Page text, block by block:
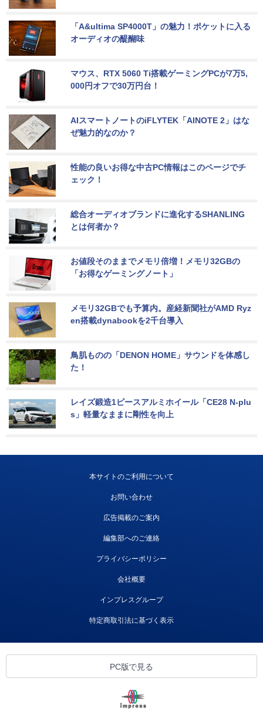
「A&ultima SP4000T」の魅力！ポケットに入る
オーディオの醍醐味
マウス、RTX 5060 Ti搭載ゲーミングPCが7万5,
000円オフで30万円台！
AIスマートノートのiFLYTEK「AINOTE 2」はな
ぜ魅力的なのか？
性能の良いお得な中古PC情報はこのページでチ
ェック！
総合オーディオブランドに進化するSHANLING
とは何者か？
お値段そのままでメモリ倍増！メモリ32GBの
「お得なゲーミングノート」
メモリ32GBでも予算内。産経新聞社がAMD Ryz
en搭載dynabookを2千台導入
鳥肌ものの「DENON HOME」サウンドを体感し
た！
レイズ鍛造1ピースアルミホイール「CE28 N-plu
s」軽量なままに剛性を向上
本サイトのご利用について
お問い合わせ
広告掲載のご案内
編集部へのご連絡
プライバシーポリシー
会社概要
インプレスグループ
特定商取引法に基づく表示
PC版で見る